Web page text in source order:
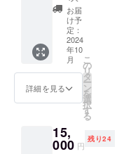
または
ご退場
頂く場
合がご
ざいま
す。ま
た開演
中のご
入場に
ついて
限させ
て頂く
しいで
す！
【撮影
におけ
る注意
事項】
・演奏
中の撮
影及び
録音は
禁止と
させて
きま
す。
【入場
場合は
やむを
得ず退
場、も
しくは
公演中
る場合
があり
皆様の
ご協力
をお願
です！
注意事
項： ・
サイズ
を必ず
選択し
さい
Acherie
が沢山
詰まっ
た作品
となっ
ており
是非こ
の機会
でゲッ
トして
等は開
催いた
しませ
ん。 ■
概要
2024年
9月16日
(月・祝)
Salon
時間 :
じにな
ります)
■ 概要
2024年
9月23日
(月・祝)
会場：
大阪市
予定 会
場及び
内容：
①オリ
ジナル
オレン
ジタオ
ル(画像
参照・
サイ
ズ：
340mm
m・素
材：綿
お届
け予
定：
2024
年10
月
詳細を見る
こ
の
リ
タ
ー
ン
を
選
択
す
る
15,
000 円
残り24